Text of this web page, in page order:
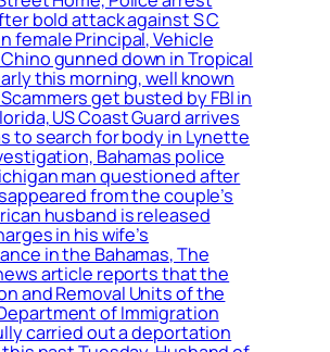
bold attack against S C
female Principal, Vehicle
gunned down in Tropical
this morning, well known
get busted by FBI in
US Coast Guard arrives
to search for body in Lynette
Bahamas police
man questioned after
from the couple’s
husband is released
in his wife’s
in the Bahamas, The
article reports that the
and Removal Units of the
of Immigration
carried out a deportation